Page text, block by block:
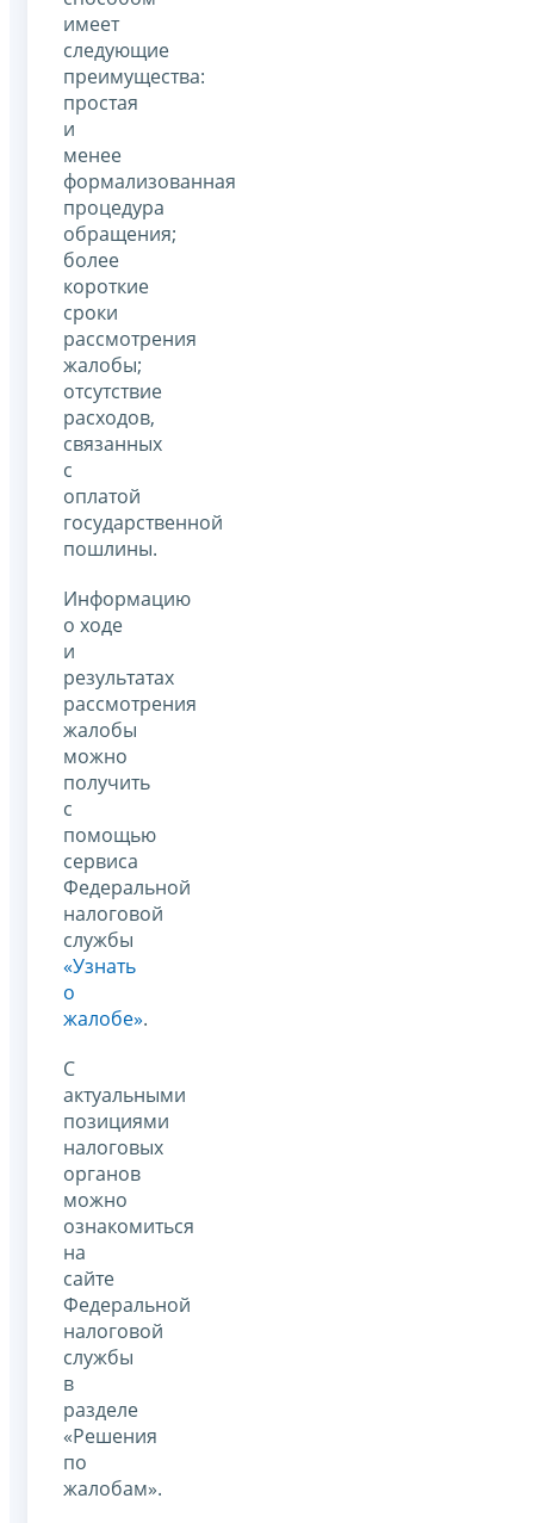
имеет
следующие
преимущества:
простая
и
менее
формализованная
процедура
обращения;
более
короткие
сроки
рассмотрения
жалобы;
отсутствие
расходов,
связанных
с
оплатой
государственной
пошлины.
Информацию
о ходе
и
результатах
рассмотрения
жалобы
можно
получить
с
помощью
сервиса
Федеральной
налоговой
службы
«Узнать
о
жалобе».
С
актуальными
позициями
налоговых
органов
можно
ознакомиться
на
сайте
Федеральной
налоговой
службы
в
разделе
«Решения
по
жалобам».